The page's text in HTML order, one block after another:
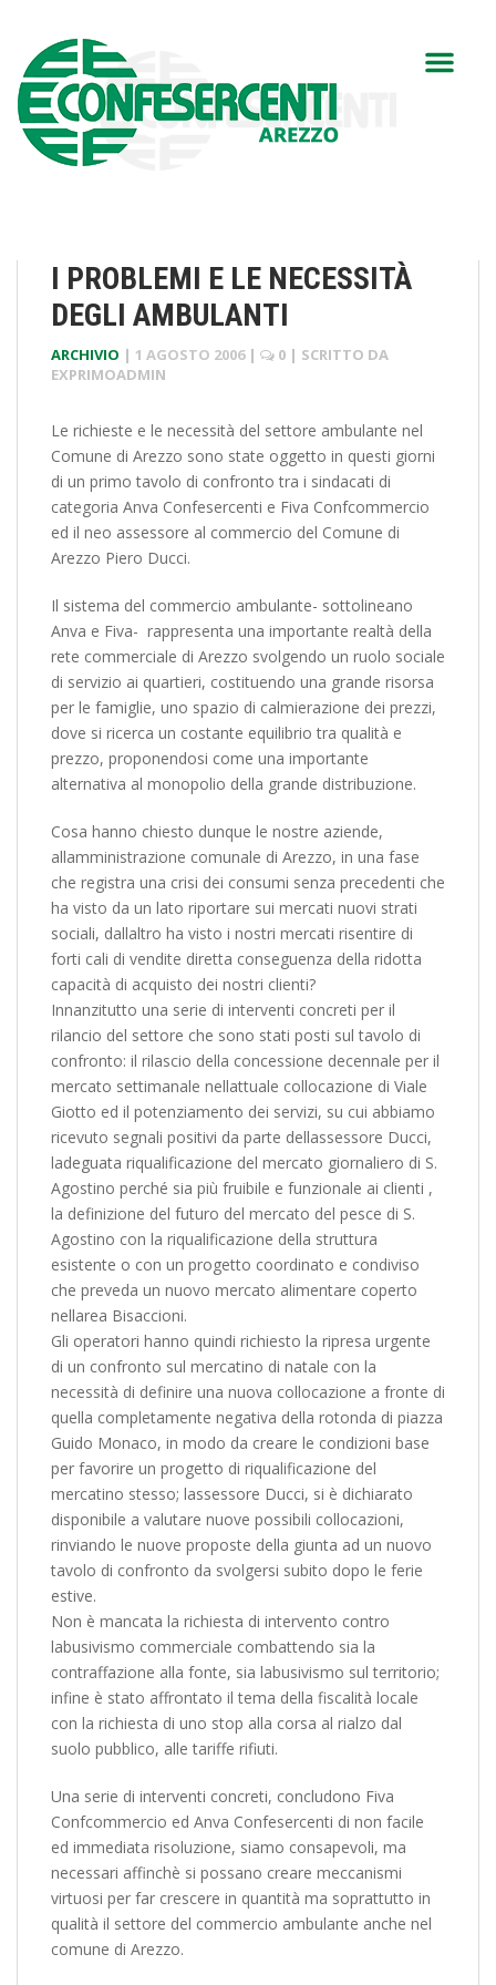
I PROBLEMI E LE NECESSITÀ
DEGLI AMBULANTI
ARCHIVIO | 1 AGOSTO 2006 | 0 | SCRITTO DA
EXPRIMOADMIN
Le richieste e le necessità del settore ambulante nel
Comune di Arezzo sono state oggetto in questi giorni
di un primo tavolo di confronto tra i sindacati di
categoria Anva Confesercenti e Fiva Confcommercio
ed il neo assessore al commercio del Comune di
Arezzo Piero Ducci.
Il sistema del commercio ambulante- sottolineano
Anva e Fiva-  rappresenta una importante realtà della
rete commerciale di Arezzo svolgendo un ruolo sociale
di servizio ai quartieri, costituendo una grande risorsa
per le famiglie, uno spazio di calmierazione dei prezzi,
dove si ricerca un costante equilibrio tra qualità e
prezzo, proponendosi come una importante
alternativa al monopolio della grande distribuzione.
Cosa hanno chiesto dunque le nostre aziende,
allamministrazione comunale di Arezzo, in una fase
che registra una crisi dei consumi senza precedenti che
ha visto da un lato riportare sui mercati nuovi strati
sociali, dallaltro ha visto i nostri mercati risentire di
forti cali di vendite diretta conseguenza della ridotta
capacità di acquisto dei nostri clienti?
Innanzitutto una serie di interventi concreti per il
rilancio del settore che sono stati posti sul tavolo di
confronto: il rilascio della concessione decennale per il
mercato settimanale nellattuale collocazione di Viale
Giotto ed il potenziamento dei servizi, su cui abbiamo
ricevuto segnali positivi da parte dellassessore Ducci,
ladeguata riqualificazione del mercato giornaliero di S.
Agostino perché sia più fruibile e funzionale ai clienti ,
la definizione del futuro del mercato del pesce di S.
Agostino con la riqualificazione della struttura
esistente o con un progetto coordinato e condiviso
che preveda un nuovo mercato alimentare coperto
nellarea Bisaccioni.
Gli operatori hanno quindi richiesto la ripresa urgente
di un confronto sul mercatino di natale con la
necessità di definire una nuova collocazione a fronte di
quella completamente negativa della rotonda di piazza
Guido Monaco, in modo da creare le condizioni base
per favorire un progetto di riqualificazione del
mercatino stesso; lassessore Ducci, si è dichiarato
disponibile a valutare nuove possibili collocazioni,
rinviando le nuove proposte della giunta ad un nuovo
tavolo di confronto da svolgersi subito dopo le ferie
estive.
Non è mancata la richiesta di intervento contro
labusivismo commerciale combattendo sia la
contraffazione alla fonte, sia labusivismo sul territorio;
infine è stato affrontato il tema della fiscalità locale
con la richiesta di uno stop alla corsa al rialzo dal
suolo pubblico, alle tariffe rifiuti.
Una serie di interventi concreti, concludono Fiva
Confcommercio ed Anva Confesercenti di non facile
ed immediata risoluzione, siamo consapevoli, ma
necessari affinchè si possano creare meccanismi
virtuosi per far crescere in quantità ma soprattutto in
qualità il settore del commercio ambulante anche nel
comune di Arezzo.